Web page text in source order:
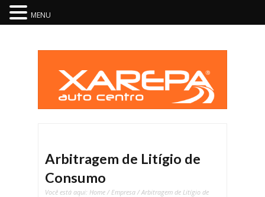
Arbitragem de Litígio de
Consumo
Você está aqui: Home /Empresa / Arbitragem de Litígio de
MENU